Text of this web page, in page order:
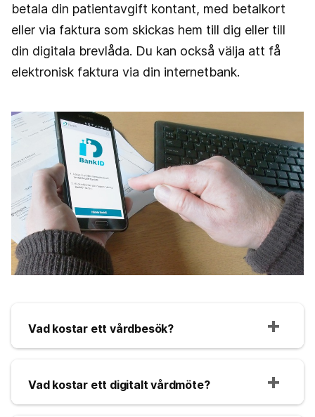
betala din patientavgift kontant, med betalkort
eller via faktura som skickas hem till dig eller till
din digitala brevlåda. Du kan också välja att få
elektronisk faktura via din internetbank.
Vad kostar ett vårdbesök?
Vad kostar ett digitalt vårdmöte?